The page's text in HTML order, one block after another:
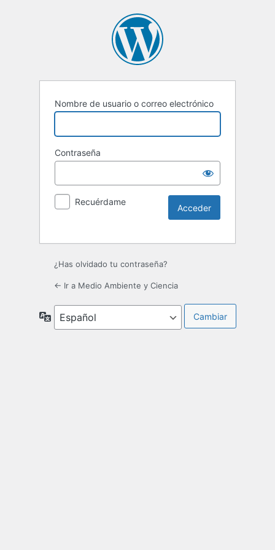
Nombre de usuario o correo electrónico
Contraseña
Recuérdame
¿Has olvidado tu contraseña?
← Ir a Medio Ambiente y Ciencia
Idioma